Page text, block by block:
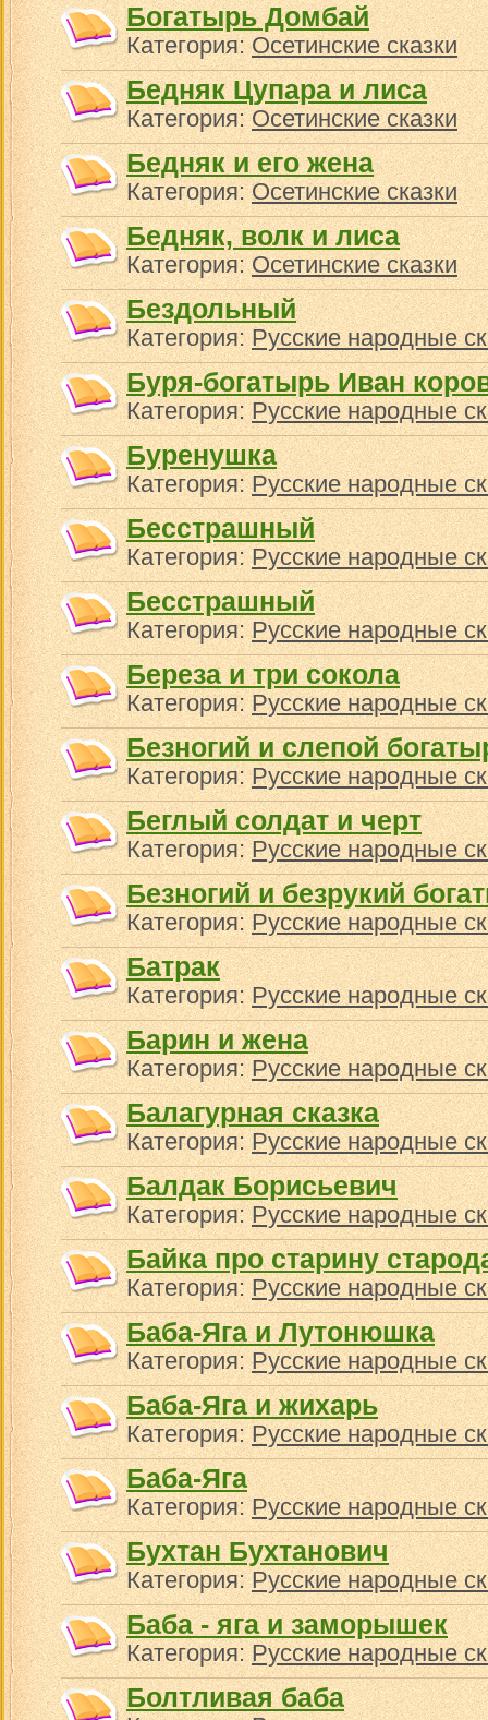
Богатырь Домбай
Категория:Осетинские сказки
Бедняк Цупара и лиса
Категория:Осетинские сказки
Бедняк и его жена
Категория:Осетинские сказки
Бедняк, волк и лиса
Категория:Осетинские сказки
Бездольный
Категория:Русские народные
Буря-богатырь Иван
Категория:Русские народные
Буренушка
Категория:Русские народные
Бесстрашный
Категория:Русские народные
Бесстрашный
Категория:Русские народные
Береза и три сокола
Категория:Русские народные
Безногий и слепой
Категория:Русские народные
Беглый солдат и черт
Категория:Русские народные
Безногий и безрукий
Категория:Русские народные
Батрак
Категория:Русские народные
Барин и жена
Категория:Русские народные
Балагурная сказка
Категория:Русские народные
Балдак Борисьевич
Категория:Русские народные
Байка про старину
Категория:Русские народные
Баба-Яга и Лутонюшка
Категория:Русские народные
Баба-Яга и жихарь
Категория:Русские народные
Баба-Яга
Категория:Русские народные
Бухтан Бухтанович
Категория:Русские народные
Баба - яга и заморышек
Категория:Русские народные
Болтливая баба